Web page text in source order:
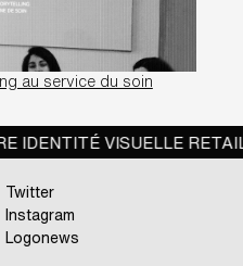
au service du soin
VISUELLE RETAIL POUR
Twitter
Instagram
Logonews